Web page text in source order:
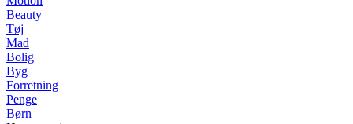
Beauty
Tøj
Mad
Bolig
Byg
Forretning
Penge
Børn